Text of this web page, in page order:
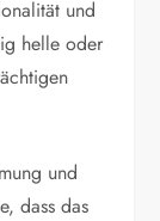
und
helle oder
und
dass das